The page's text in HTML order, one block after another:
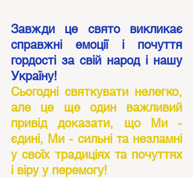
Завжди це свято викликає
справжні емоції і почуття
гордості за свій народ і нашу
Україну!
Сьогодні святкувати нелегко,
але це ще один важливий
привід доказати, що Ми -
єдині, Ми - сильні та незламні
у своїх традиціях та почуттях
і віру у перемогу!